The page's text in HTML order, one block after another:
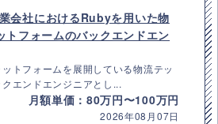
会社におけるRubyを用いた物
トフォームのバックエンドエン
トフォームを展開している物流テッ
エンドエンジニアとし...
月額単価：80万円〜100万円
2026年08月07日